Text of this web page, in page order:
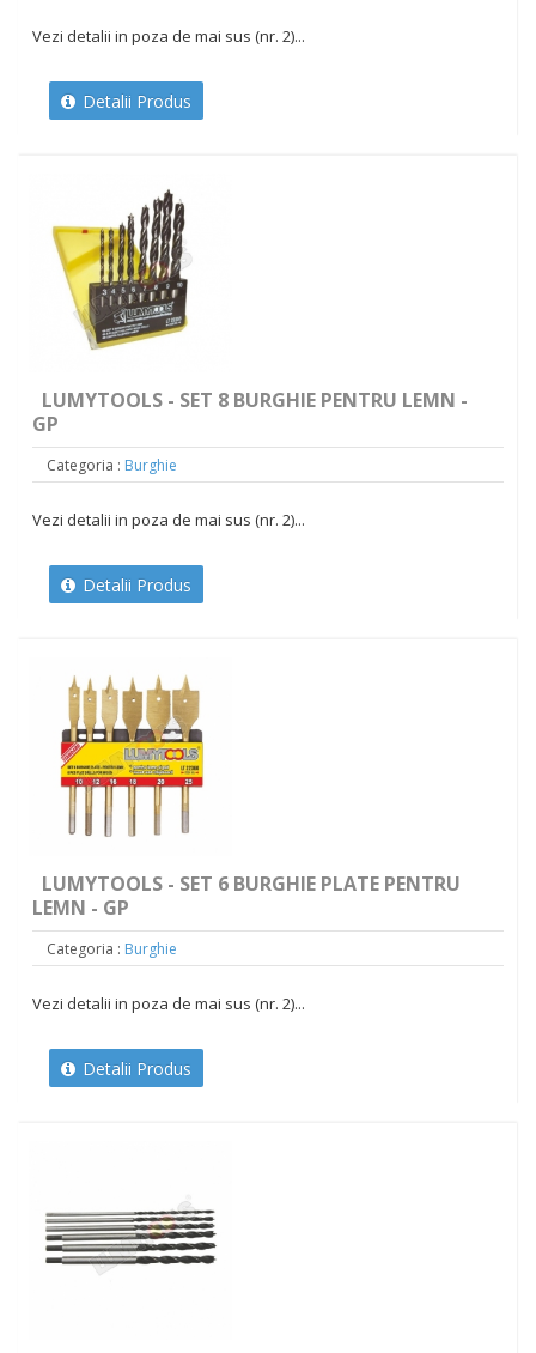
Vezi detalii in poza de mai sus (nr. 2)...
Detalii Produs
LUMYTOOLS - SET 8 BURGHIE PENTRU LEMN -
GP
Categoria : Burghie
Vezi detalii in poza de mai sus (nr. 2)...
Detalii Produs
LUMYTOOLS - SET 6 BURGHIE PLATE PENTRU
LEMN - GP
Categoria : Burghie
Vezi detalii in poza de mai sus (nr. 2)...
Detalii Produs